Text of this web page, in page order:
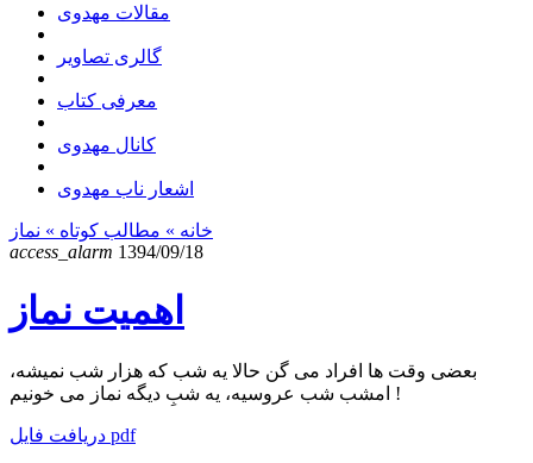
مقالات مهدوی
گالری تصاویر
معرفی کتاب
کانال مهدوی
اشعار ناب مهدوی
خانه » مطالب کوتاه » نماز
access_alarm 1394/09/18
اهمیت نماز
بعضی وقت ها افراد می گن حالا یه شب که هزار شب نمیشه،
امشب شب عروسیه، یه شبِ دیگه نماز می خونیم !
دریافت فایل pdf